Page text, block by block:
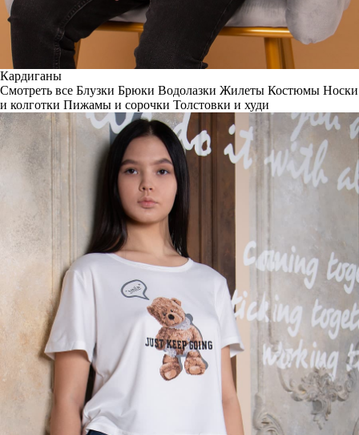
Кардиганы
Смотреть все Блузки Брюки Водолазки Жилеты Костюмы Носки
и колготки Пижамы и сорочки Толстовки и худи